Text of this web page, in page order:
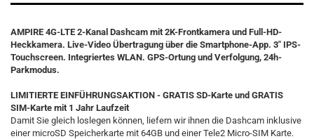
AMPIRE 4G-LTE 2-Kanal Dashcam mit 2K-Frontkamera und Full-HD-
Heckkamera. Live-Video Übertragung über die Smartphone-App. 3" IPS-
Touchscreen. Integriertes WLAN. GPS-Ortung und Verfolgung, 24h-
Parkmodus.
LIMITIERTE EINFÜHRUNGSAKTION - GRATIS SD-Karte und GRATIS
SIM-Karte mit 1 Jahr Laufzeit
Damit Sie gleich loslegen können, liefern wir ihnen die Dashcam inklusive
einer microSD Speicherkarte mit 64GB und einer Tele2 Micro-SIM Karte.